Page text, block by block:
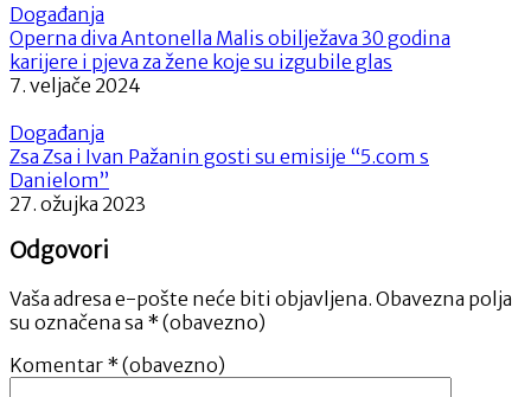
Događanja
Operna diva Antonella Malis obilježava 30 godina
karijere i pjeva za žene koje su izgubile glas
7. veljače 2024
Događanja
Zsa Zsa i Ivan Pažanin gosti su emisije “5.com s
Danielom”
27. ožujka 2023
Odgovori
Vaša adresa e-pošte neće biti objavljena. Obavezna polja
su označena sa * (obavezno)
Komentar * (obavezno)